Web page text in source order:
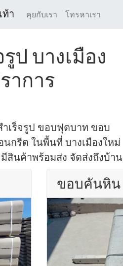
า คุยกับเรา โทรหาเรา
ป บางเมือง
าการ
เร็จรูป ขอบฟุตบาท ขอบ
กรีต ในพื้นที่ บางเมืองใหม่
สินค้าพร้อมส่ง จัดส่งถึงบ้าน
ขอบคันหิน